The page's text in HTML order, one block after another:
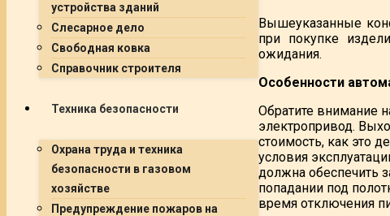
устройства зданий
Слесарное дело
Свободная ковка
Справочник строителя
Техника безопасности
Охрана труда и техника
безопасности в газовом
хозяйстве
Предупреждение пожаров на
Вышеуказанные
при покупке
ожидания.
Особенности
Обратите внимание
электропривод.
стоимость, как это
условия
должна обеспечить
попадании под
время отключения